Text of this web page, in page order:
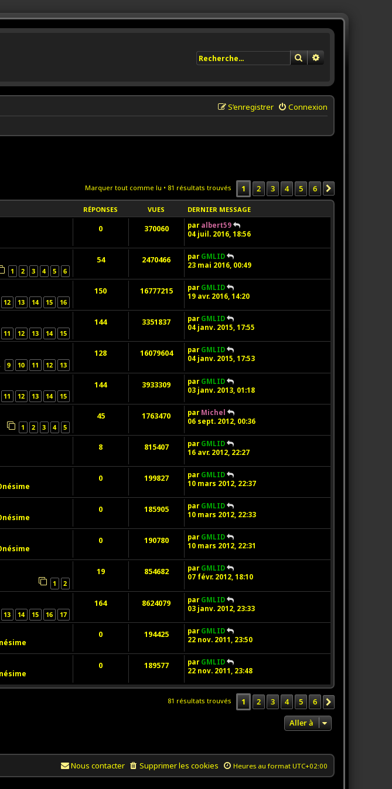
RechercherRecherche avancée
Connexion
S’enregistrer
Marquer tout comme lu • 81 résultats trouvés 1 2 3 4 5 6
RÉPONSES VUES DERNIER MESSAGE
0 370060 par albert59
04 juil. 2016, 18:56
1 2 3 4 5 6
54 2470466 par GMLID
23 mai 2016, 00:49
12 13 14 15 16
150 16777215 par GMLID
19 avr. 2016, 14:20
11 12 13 14 15
144 3351837 par GMLID
04 janv. 2015, 17:55
9 10 11 12 13
128 16079604 par GMLID
04 janv. 2015, 17:53
11 12 13 14 15
144 3933309 par GMLID
03 janv. 2013, 01:18
1 2 3 4 5
45 1763470 par Michel
06 sept. 2012, 00:36
8 815407 par GMLID
16 avr. 2012, 22:27
0 199827 par GMLID
10 mars 2012, 22:37
0 185905 par GMLID
10 mars 2012, 22:33
0 190780 par GMLID
10 mars 2012, 22:31
1 2
19 854682 par GMLID
07 févr. 2012, 18:10
13 14 15 16 17
164 8624079 par GMLID
03 janv. 2012, 23:33
0 194425 par GMLID
22 nov. 2011, 23:50
0 189577 par GMLID
22 nov. 2011, 23:48
81 résultats trouvés 1 2 3 4 5 6
Aller à
Heures au format UTC+02:00
Supprimer les cookies
Nous contacter